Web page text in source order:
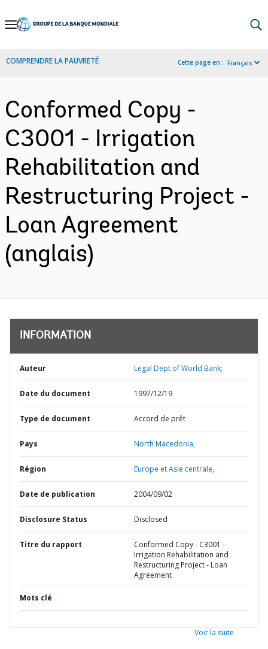
Skip
Navigation
COMPRENDRE LA PAUVRETÉ Cette page en : Français
Conformed Copy -
C3001 - Irrigation
Rehabilitation and
Restructuring Project -
Loan Agreement
(anglais)
INFORMATION
Auteur Legal Dept of World Bank;
Date du document 1997/12/19
Type de document Accord de prêt
Pays North Macedonia,
Région Europe et Asie centrale,
Date de publication 2004/09/02
Disclosure Status Disclosed
Titre du rapport
Conformed Copy - C3001 -
Irrigation Rehabilitation and
Restructuring Project - Loan
Agreement
Mots clé
Voir la suite